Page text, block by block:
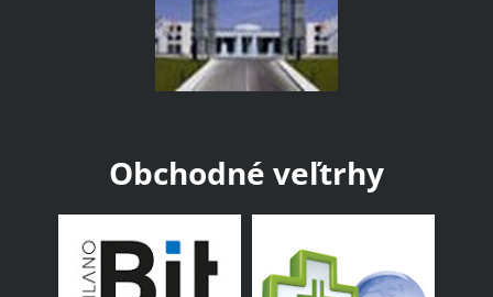
Obchodné veľtrhy